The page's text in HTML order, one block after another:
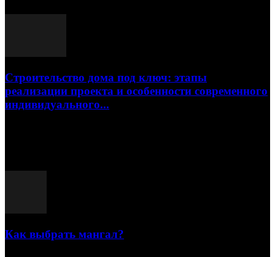
Строительство дома под ключ: этапы
реализации проекта и особенности современного
индивидуального...
Как выбрать мангал?